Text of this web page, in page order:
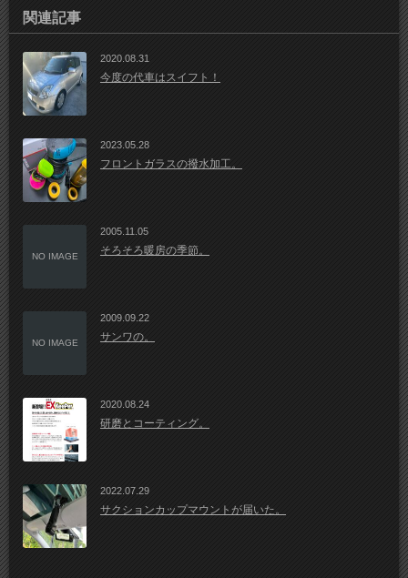
関連記事
2020.08.31
今度の代車はスイフト！
2023.05.28
フロントガラスの撥水加工。
NO IMAGE
2005.11.05
そろそろ暖房の季節。
NO IMAGE
2009.09.22
サンワの。
2020.08.24
研磨とコーティング。
2022.07.29
サクションカップマウントが届いた。